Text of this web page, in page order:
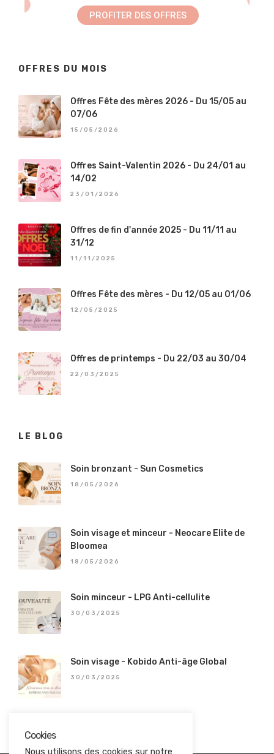
PROFITER DES OFFRES
OFFRES DU MOIS
Offres Fête des mères 2026 - Du 15/05 au
07/06
15/05/2026
Offres Saint-Valentin 2026 - Du 24/01 au
14/02
23/01/2026
Offres de fin d'année 2025 - Du 11/11 au
31/12
11/11/2025
Offres Fête des mères - Du 12/05 au 01/06
12/05/2025
Offres de printemps - Du 22/03 au 30/04
22/03/2025
LE BLOG
Soin bronzant - Sun Cosmetics
18/05/2026
Soin visage et minceur - Neocare Elite de
Bloomea
18/05/2026
Soin minceur - LPG Anti-cellulite
30/03/2025
Soin visage - Kobido Anti-âge Global
30/03/2025
Cookies
Nous utilisons des cookies sur notre